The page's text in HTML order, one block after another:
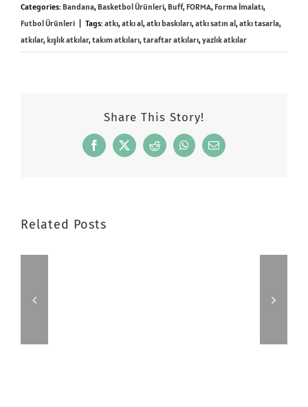
Categories: Bandana, Basketbol Ürünleri, Buff, FORMA, Forma İmalatı,
Futbol Ürünleri
Tags: atkı, atkı al, atkı baskıları, atkı satın al, atkı tasarla,
atkılar, kışlık atkılar, takım atkıları, taraftar atkıları, yazlık atkılar
Share This Story!
Facebook
X RedditWhatsApp
Email
Related Posts